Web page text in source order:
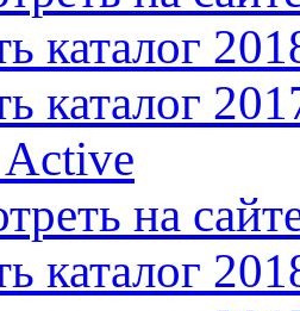
каталог
каталог
Active
на
каталог